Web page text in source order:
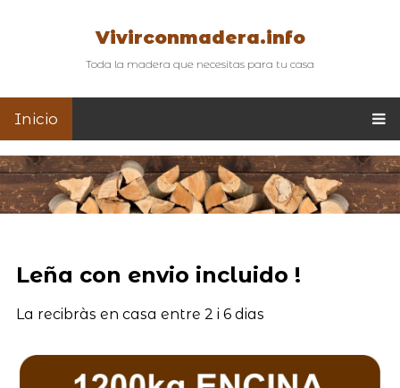
Vivirconmadera.info
Toda la madera que necesitas para tu casa
Inicio
Leña con envio incluido !
La recibràs en casa entre 2 i 6 dias